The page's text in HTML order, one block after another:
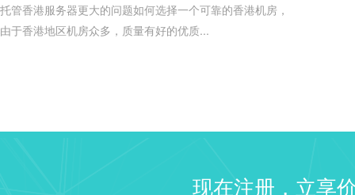
托管香港服务器更大的问题如何选择一个可靠的香港机房，
由于香港地区机房众多，质量有好的优质...
2020-10
这是每个使用windows服务器
现在注册，立享